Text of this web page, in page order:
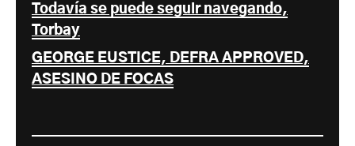
Todavía se puede seguir navegando,
Torbay
GEORGE EUSTICE, DEFRA APPROVED,
ASESINO DE FOCAS